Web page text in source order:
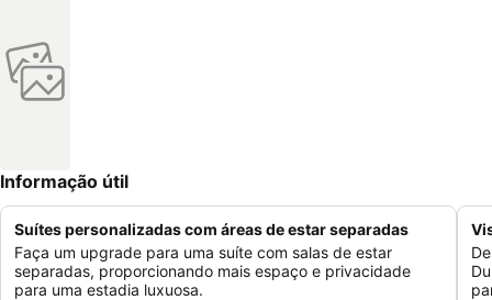
Informação útil
Suítes personalizadas com áreas de estar separadas
Faça um upgrade para uma suíte com salas de estar
separadas, proporcionando mais espaço e privacidade
para uma estadia luxuosa.